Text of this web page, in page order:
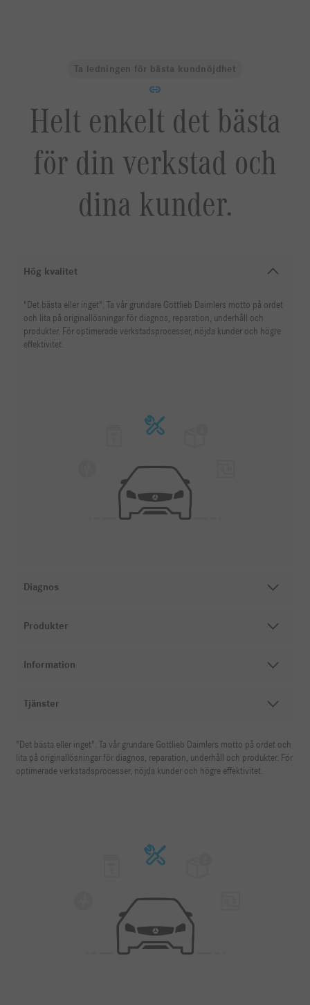
Ta ledningen för bästa kundnöjdhet
Helt enkelt det bästa
för din verkstad och
dina kunder.
Hög kvalitet
"Det bästa eller inget". Ta vår grundare Gottlieb Daimlers motto på ordet
och lita på originallösningar för diagnos, reparation, underhåll och
produkter. För optimerade verkstadsprocesser, nöjda kunder och högre
effektivitet.
Diagnos
Produkter
Information
Tjänster
"Det bästa eller inget". Ta vår grundare Gottlieb Daimlers motto på ordet och
lita på originallösningar för diagnos, reparation, underhåll och produkter. För
optimerade verkstadsprocesser, nöjda kunder och högre effektivitet.